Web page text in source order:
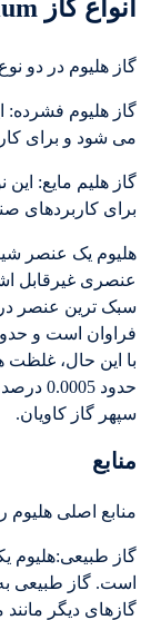
انواع گاز helium
گاز هلیوم در دو
گاز هلیوم
می شود و برای
گاز هلیم مایع:
برای کاربردهای
عنصری غیرقابل
سبک ترین عنصر
با این حال، غلظت
حدود
سپهر گاز کاویان.
منابع
منابع اصلی هلیوم
گاز طبیعی:هلیوم
است. گاز طبیعی
گازهای دیگر